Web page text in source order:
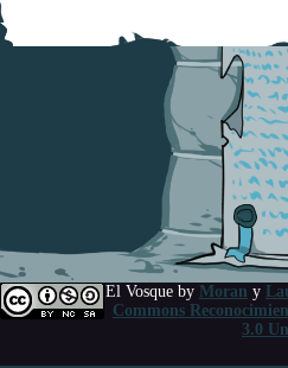
El Vosque by Moran y
Commons
3.0